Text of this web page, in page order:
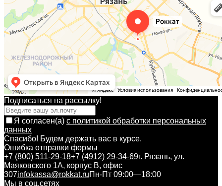
Подписаться на рассылкy!
Я согласен(a) с политикой обработки персональных
данных
Спасибо! Будем держать вас в курсе.
Ошибка отправки формы
+7 (800) 511-29-18+7 (4912) 29-34-69г. Рязань, ул.
Маяковского 1А, корпус B, офис
307infokassa@rokkat.ruПн-Пт 09:00—18:00
Мы в соц.сетях